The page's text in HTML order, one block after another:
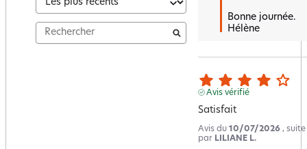
Bonne journée.
Hélène
Avis vérifié
Satisfait
Avis du 10/07/2026 ,
par LILIANE L.